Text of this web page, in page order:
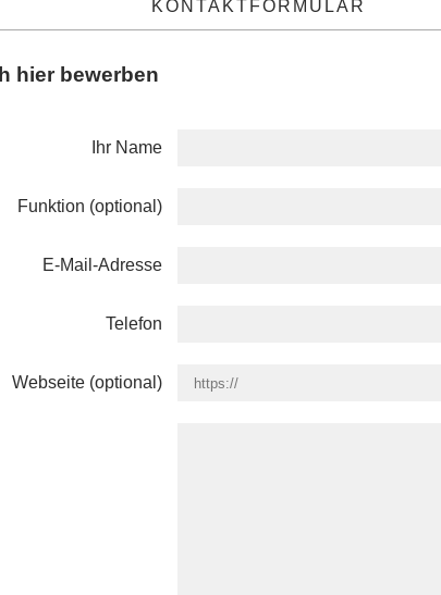
KONTAKTFORMULAR
hierbewerben
Ihr Name
Funktion (optional)
E-Mail-Adresse
Telefon
Webseite (optional)